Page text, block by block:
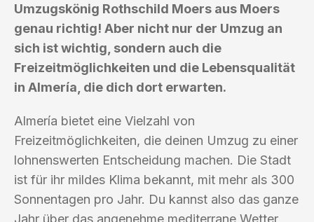
Umzugskönig Rothschild Moers aus Moers
genau richtig! Aber nicht nur der Umzug an
sich ist wichtig, sondern auch die
Freizeitmöglichkeiten und die Lebensqualität
in Almería, die dich dort erwarten.
Almería bietet eine Vielzahl von
Freizeitmöglichkeiten, die deinen Umzug zu einer
lohnenswerten Entscheidung machen. Die Stadt
ist für ihr mildes Klima bekannt, mit mehr als 300
Sonnentagen pro Jahr. Du kannst also das ganze
Jahr über das angenehme mediterrane Wetter